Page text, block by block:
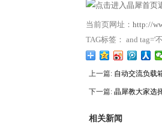
当前页网址： http://
TAG标签： and tag='
上一篇: 自动交流负载
下一篇: 晶犀教大家选
相关新闻